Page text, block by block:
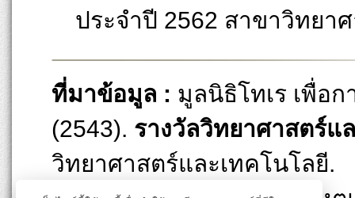
ประจำปี 2562 สาขาวิทยา
ที่มาข้อมูล : มูลนิธิโทเร เพื่อก
(2543). รางวัลวิทยาศาสตร์แ
วิทยาศาสตร์และเทคโนโลยี.